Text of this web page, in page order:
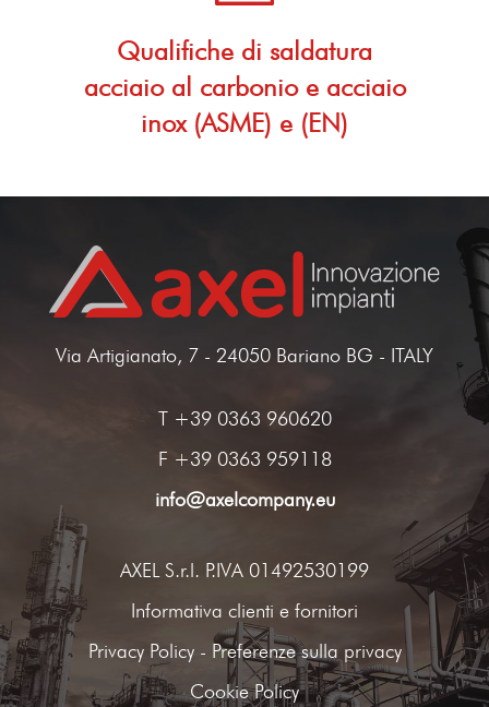
Qualifiche di saldatura
acciaio al carbonio e acciaio
inox (ASME) e (EN)
Via Artigianato, 7 - 24050 Bariano BG - ITALY
T +39 0363 960620
F +39 0363 959118
info@axelcompany.eu
AXEL S.r.l. P.IVA 01492530199
Informativa clienti e fornitori
Privacy Policy- Preferenze sulla privacy
Cookie Policy